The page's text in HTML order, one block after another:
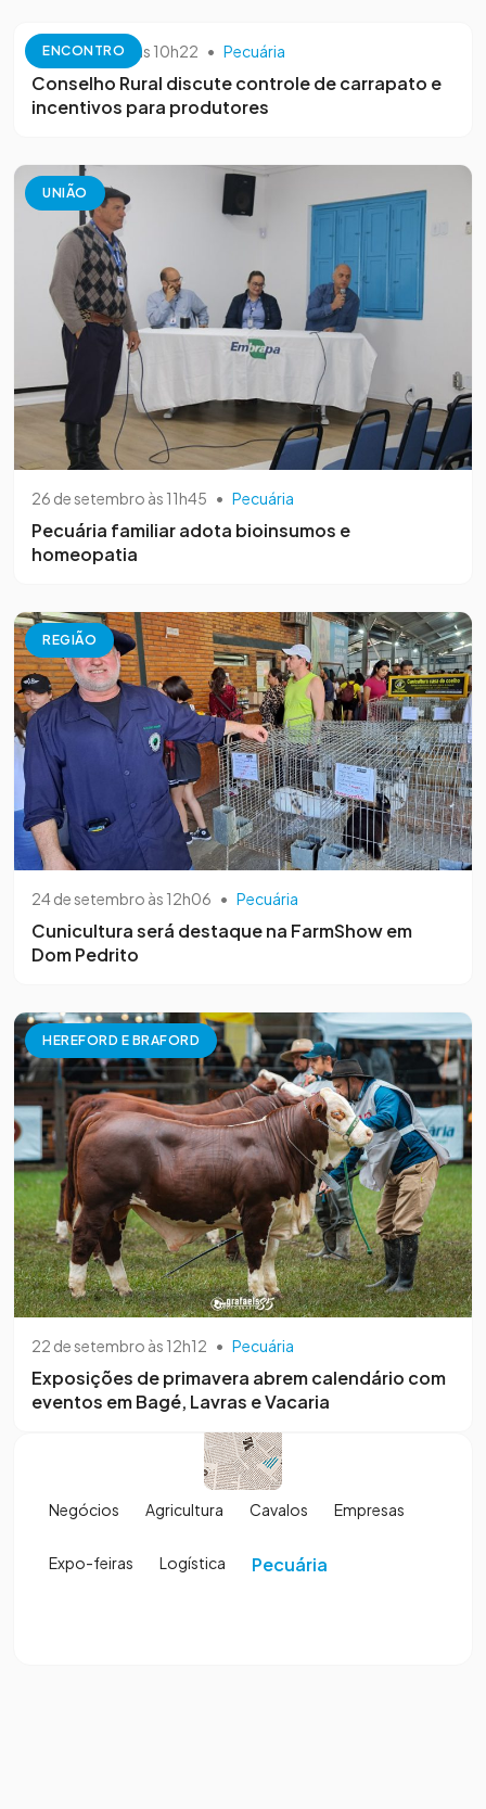
ENCONTRO
10 de outubro às 10h22 • Pecuária
Conselho Rural discute controle de carrapato e
incentivos para produtores
UNIÃO
26 de setembro às 11h45 • Pecuária
Pecuária familiar adota bioinsumos e
homeopatia
REGIÃO
24 de setembro às 12h06 • Pecuária
Cunicultura será destaque na FarmShow em
Dom Pedrito
HEREFORD E BRAFORD
22 de setembro às 12h12 • Pecuária
Exposições de primavera abrem calendário com
eventos em Bagé, Lavras e Vacaria
Negócios Agricultura Cavalos Empresas
Expo-feiras Logística Pecuária